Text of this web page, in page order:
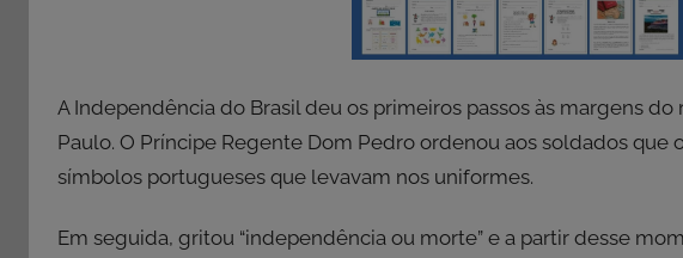
A Independência do Brasil deu os primeiros passos às margens
Paulo. O Príncipe Regente Dom Pedro ordenou aos soldados que
símbolos portugueses que levavam nos uniformes.
Em seguida, gritou “independência ou morte” e a partir desse